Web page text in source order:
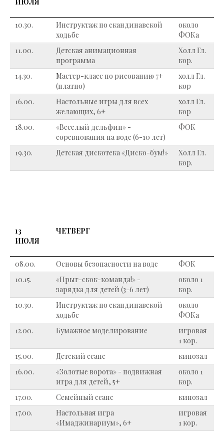
10.30.
Инструктаж по скандинавской
ходьбе
около
ФОКа
11.00.
Детская анимационная
программа
Холл Гл.
кор.
14.30.
Мастер-класс по рисованию 7+
(платно)
холл Гл.
кор
16.00.
Настольные игры для всех
желающих, 6+
холл Гл.
кор
18.00.
«Веселый дельфин» -
соревнования на воде (6-10 лет)
ФОК
19.30. Детская дискотека «Диско-бум!»
Холл Гл.
кор.
13
ИЮЛЯ
ЧЕТВЕРГ
08.00. Основы безопасности на воде
ФОК
10.15.
«Прыг-скок-команда!» -
зарядка для детей (3-6 лет)
около 1
кор.
10.30.
Инструктаж по скандинавской
ходьбе
около
ФОКа
12.00.
Бумажное моделирование
игровая
1 кор.
15.00.
Детский сеанс
кинозал
16.00.
«Золотые ворота» - подвижная
игра для детей, 5+
около 1
кор.
17.00.
Семейный сеанс
кинозал
17.00.
Настольная игра
«Имаджинариум», 6+
игровая
1 кор.